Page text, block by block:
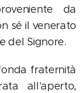
da
sé il venerato
del Signore.
fraternità
all'aperto,